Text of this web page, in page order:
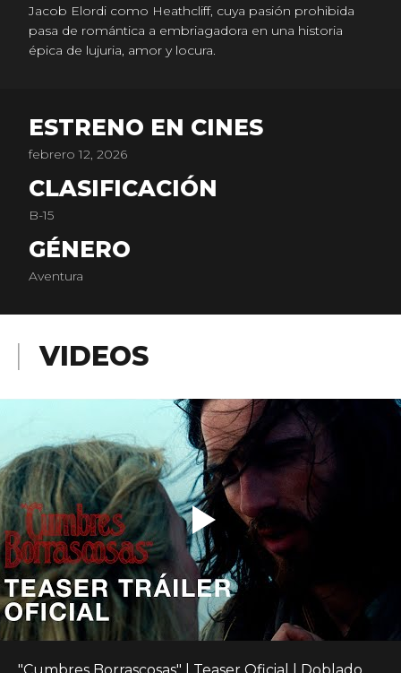
Jacob Elordi como Heathcliff, cuya pasión prohibida
pasa de romántica a embriagadora en una historia
épica de lujuria, amor y locura.
ESTRENO EN CINES
febrero 12, 2026
CLASIFICACIÓN
B-15
GÉNERO
Aventura
VIDEOS